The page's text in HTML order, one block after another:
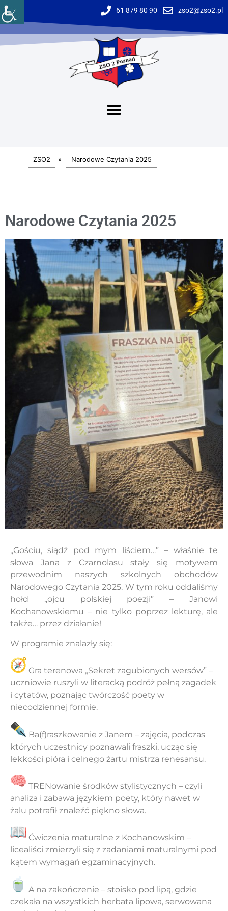
61 879 80 90 zso2@zso2.pl
ZSO2 » Narodowe Czytania 2025
Narodowe Czytania 2025
„Gościu, siądź pod mym liściem…” – właśnie te
słowa Jana z Czarnolasu stały się motywem
przewodnim naszych szkolnych obchodów
Narodowego Czytania 2025. W tym roku oddaliśmy
hołd ,,ojcu polskiej poezji” – Janowi
Kochanowskiemu – nie tylko poprzez lekturę, ale
także… przez działanie!
W programie znalazły się:
Gra terenowa ,,Sekret zagubionych wersów” –
uczniowie ruszyli w literacką podróż pełną zagadek
i cytatów, poznając twórczość poety w
niecodziennej formie.
Ba(f)raszkowanie z Janem – zajęcia, podczas
których uczestnicy poznawali fraszki, ucząc się
lekkości pióra i celnego żartu mistrza renesansu.
TRENowanie środków stylistycznych – czyli
analiza i zabawa językiem poety, który nawet w
żalu potrafił znaleźć piękno słowa.
Ćwiczenia maturalne z Kochanowskim –
licealiści zmierzyli się z zadaniami maturalnymi pod
kątem wymagań egzaminacyjnych.
A na zakończenie – stoisko pod lipą, gdzie
czekała na wszystkich herbata lipowa, serwowana